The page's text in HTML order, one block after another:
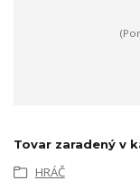
Tovar zaradený v
HRÁČ